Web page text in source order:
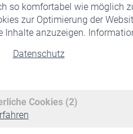
so komfortabel wie möglich
zur Optimierung der
Inhalte anzuzeigen.
Datenschutz
Cookies (2)
Staatliche Förderung